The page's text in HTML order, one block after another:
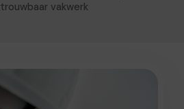
vakwerk